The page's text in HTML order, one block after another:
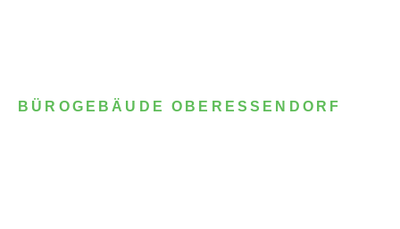
BÜROGEBÄUDE OBERESSENDORF